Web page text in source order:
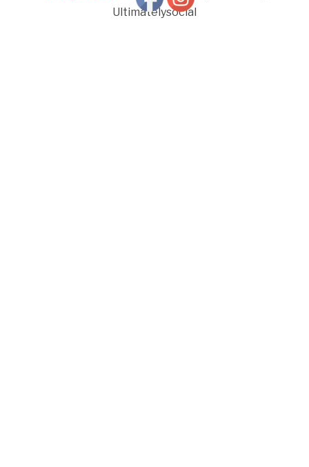
Ultimatelysocial